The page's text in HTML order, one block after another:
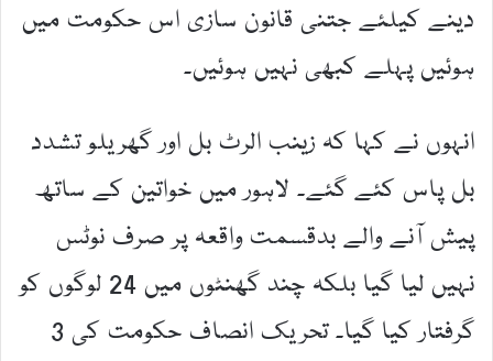
دینے کیلئے جتنی قانون سازی اس حکومت میں
ہوئیں پہلے کبھی نہیں ہوئیں۔
انہوں نے کہا کہ زینب الرٹ بل اور گھریلو تشدد
بل پاس کئے گئے۔ لاہور میں خواتین کے ساتھ
پیش آنے والے بدقسمت واقعہ پر صرف نوٹس
نہیں لیا گیا بلکہ چند گھنٹوں میں 24 لوگوں کو
گرفتار کیا گیا۔ تحریک انصاف حکومت کی 3